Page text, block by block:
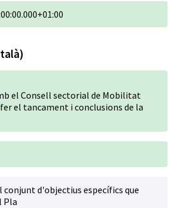
el Consell sectorial de Mobilitat
el tancament i conclusions de la
conjunt d'objectius específics que
Pla